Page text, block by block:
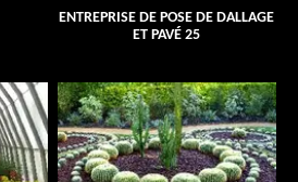
ENTREPRISE DE POSE DE DALLAGE
ET PAVÉ 25